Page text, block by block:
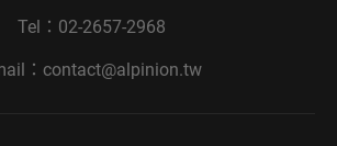
Tel： 02-2657-2968
： contact@alpinion.tw